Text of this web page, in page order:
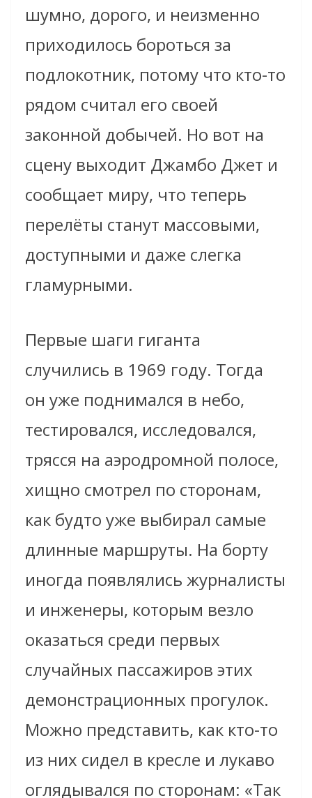
шумно, дорого, и неизменно
приходилось бороться за
подлокотник, потому что кто-то
рядом считал его своей
законной добычей. Но вот на
сцену выходит Джамбо Джет и
сообщает миру, что теперь
перелёты станут массовыми,
доступными и даже слегка
гламурными.
Первые шаги гиганта
случились в 1969 году. Тогда
он уже поднимался в небо,
тестировался, исследовался,
трясся на аэродромной полосе,
хищно смотрел по сторонам,
как будто уже выбирал самые
длинные маршруты. На борту
иногда появлялись журналисты
и инженеры, которым везло
оказаться среди первых
случайных пассажиров этих
демонстрационных прогулок.
Можно представить, как кто-то
из них сидел в кресле и лукаво
оглядывался по сторонам: «Так